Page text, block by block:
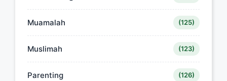
Muamalah (125)
Muslimah (123)
Parenting (126)